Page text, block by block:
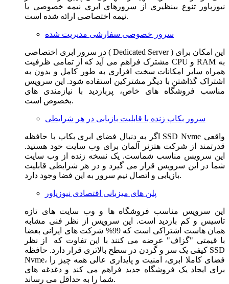
نیوزپاور تنوع بینظیری از سرورهای ابری نیمه خصوصی یا
نیمه اختصاصی ارائه شده است.
سرور خصوصی سفارشی مدیریت شده
در سرور ابری اختصاصی ( Dedicated Server ) این امکان برای
مشترک فراهم می آید که از تمامی ظرفیت CPU و RAM به
همراه سایر امکانات سخت افزاری به طور کامل و بدون به
اشتراک گذاشتن با دیگر مشترکین استفاده شود. این سرویس
مناسب فروشگاه های خاص، پربازدید با نیازمندی های
بخصوص است.
سرور بکاپ زنده با قابلیت بازیابی در هر شرایطی
اگر به دنبال فضای ابری بکاپ با حافظه SSD Nvme واقعی
قدرتمند از شرکت هتزنر آلمان برای وب سایت خود هستید.
این سرویس مناسب شماست. یک نسخه زنده از وب سایت
شما در این سرویس قرار می گیرد و در هر شرایطی قابلیت
بازیابی و اتصال نیم سرور به این فضا وجود دارد.
پلن های میزبانی اقتصادی نیوزپاور
این سرویس مناسب فروشگاه ها و وب سایت های تازه
تاسیس و کم بازدید است. این سرویس از نظر فنی مشابه
همان هاست اشتراکی است که 99% شرکت های ایرانی بعضا
با قیمتی "گزاف" عرضه می کنند با این تفاوت که از نظر
کیفی یک سر و گردن در سطح بالاتری قرار دارد. حافظه SSD
Nvme، فضای کاملا ابری، امنیت و پایداری عالی همه چیز را
برای ایجاد یک فروشگاه جدید فراهم می کند و دغدغه های
شما را به حداقل می رساند.